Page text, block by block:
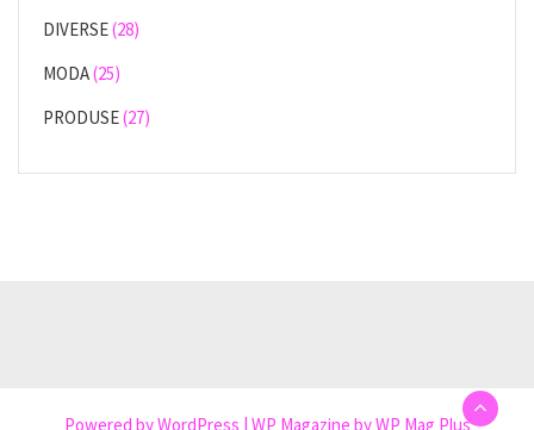
DIVERSE(28)
MODA(25)
PRODUSE(27)
Powered byWordPress | WP Magazine by WP Mag Plus